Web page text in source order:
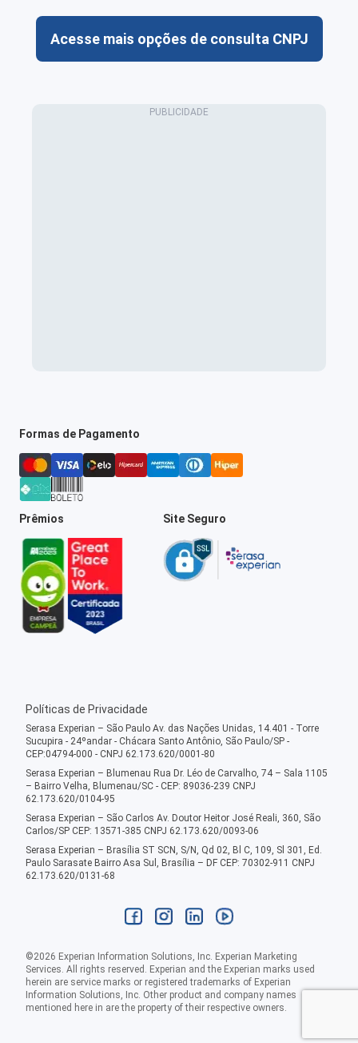
Acesse mais opções de consulta CNPJ
Formas de Pagamento
Prêmios Site Seguro
Políticas de Privacidade
Serasa Experian – São Paulo Av. das Nações Unidas, 14.401 - Torre
Sucupira - 24ºandar - Chácara Santo Antônio, São Paulo/SP -
CEP:04794-000 - CNPJ 62.173.620/0001-80
Serasa Experian – Blumenau Rua Dr. Léo de Carvalho, 74 – Sala 1105
– Bairro Velha, Blumenau/SC - CEP: 89036-239 CNPJ
62.173.620/0104-95
Serasa Experian – São Carlos Av. Doutor Heitor José Reali, 360, São
Carlos/SP CEP: 13571-385 CNPJ 62.173.620/0093-06
Serasa Experian – Brasília ST SCN, S/N, Qd 02, Bl C, 109, Sl 301, Ed.
Paulo Sarasate Bairro Asa Sul, Brasília – DF CEP: 70302-911 CNPJ
62.173.620/0131-68
©2026 Experian Information Solutions, Inc. Experian Marketing
Services. All rights reserved. Experian and the Experian marks used
herein are service marks or registered trademarks of Experian
Information Solutions, Inc. Other product and company names
mentioned here in are the property of their respective owners.